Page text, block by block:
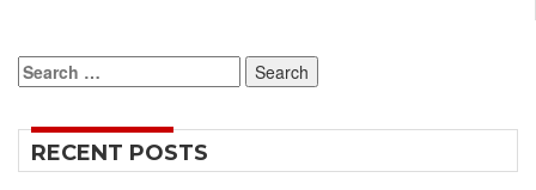
Search
for:
RECENT POSTS